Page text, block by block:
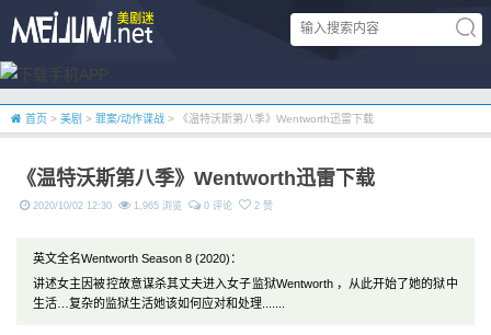
首页 > 美剧 > 罪案/动作谍战 > 《温特沃斯第八季》Wentworth迅雷下载
《温特沃斯第八季》Wentworth迅雷下载
2020/10/02 12:30 1,965 浏览 0 评论 2 赞
英文全名Wentworth Season 8 (2020)：
讲述女主因被控故意谋杀其丈夫进入女子监狱Wentworth ，从此开始了她的狱中
生活…复杂的监狱生活她该如何应对和处理.......